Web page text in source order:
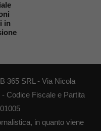
in
365 SRL - Via Nicola
Codice Fiscale e Partita
in quanto viene